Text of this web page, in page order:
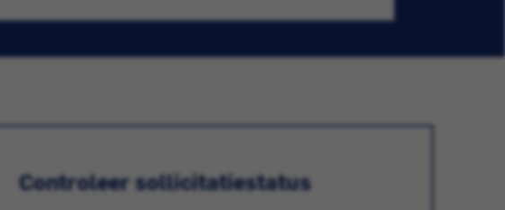
Controleer sollicitatiestatus